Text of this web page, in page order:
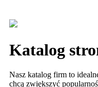
Katalog
Nasz katalog firm to
chcą zwiększyć